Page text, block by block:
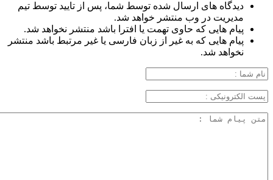
دیدگاه های ارسال شده توسط شما، پس از تایید توسط تیم
مدیریت در وب منتشر خواهد شد.
پیام هایی که حاوی تهمت یا افترا باشد منتشر نخواهد شد.
پیام هایی که به غیر از زبان فارسی یا غیر مرتبط باشد منتشر
نخواهد شد.